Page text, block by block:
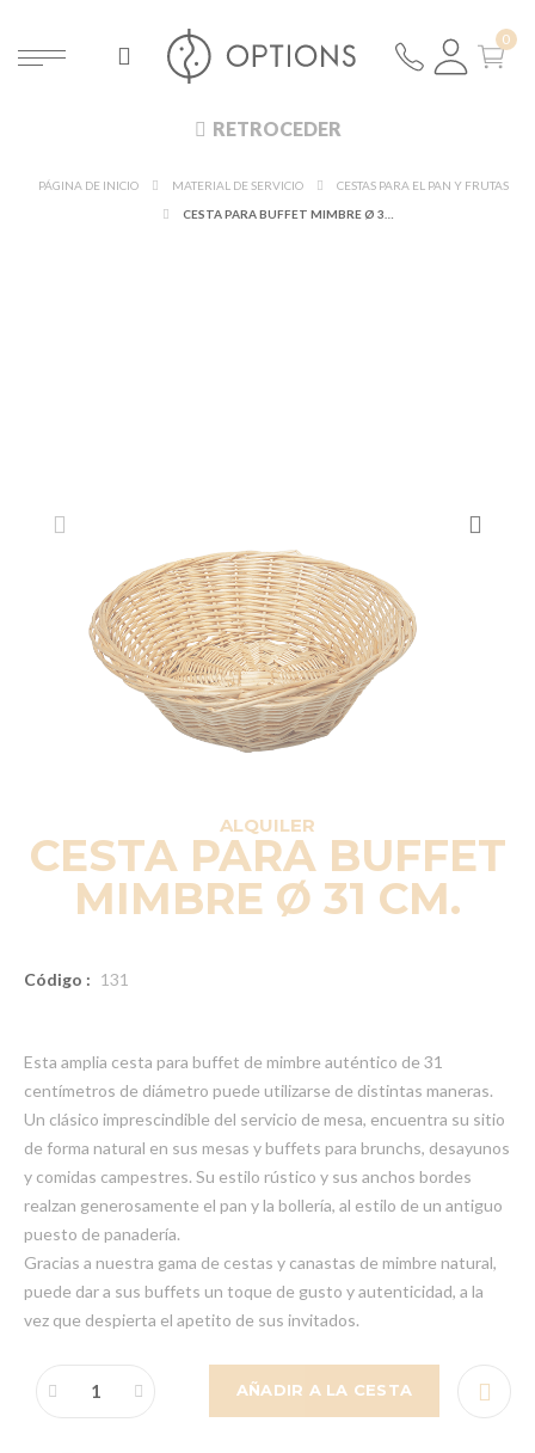
RETROCEDER
PÁGINA DE INICIO MATERIAL DE SERVICIO
CESTAS PARA EL PAN Y FRUTAS
ALQUILER
CESTA PARA BUFFET
MIMBRE Ø 31 CM.
Código : 131
Esta amplia cesta para buffet de mimbre auténtico de 31
centímetros de diámetro puede utilizarse de distintas maneras.
Un clásico imprescindible del servicio de mesa, encuentra su sitio
de forma natural en sus mesas y buffets para brunchs, desayunos
y comidas campestres. Su estilo rústico y sus anchos bordes
realzan generosamente el pan y la bollería, al estilo de un antiguo
puesto de panadería.
Gracias a nuestra gama de cestas y canastas de mimbre natural,
puede dar a sus buffets un toque de gusto y autenticidad, a la
vez que despierta el apetito de sus invitados.
AÑADIR A LA CESTA